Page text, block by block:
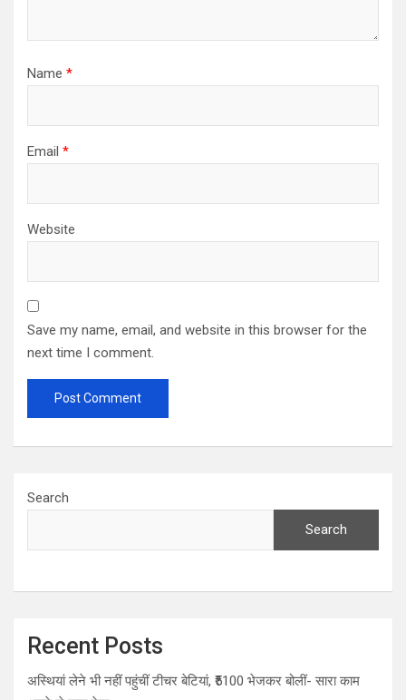
Name *
Email *
Website
Save my name, email, and website in this browser for the
next time I comment.
Search
Search
Recent Posts
अस्थियां लेने भी नहीं पहुंचीं टीचर बेटियां, ₹5100 भेजकर बोलीं- सारा काम